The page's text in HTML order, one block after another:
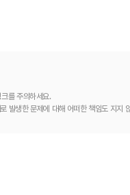
를 주의하세요.
발생한 문제에 대해 어떠한 책임도 지지